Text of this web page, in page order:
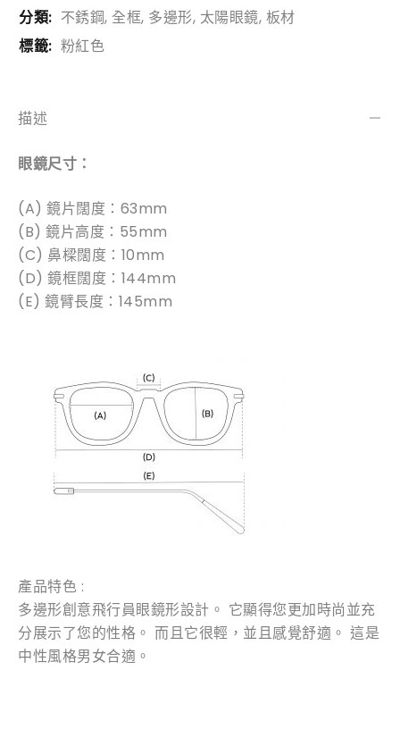
分類: 不銹鋼, 全框, 多邊形, 太陽眼鏡, 板材
標籤: 粉紅色
描述
眼鏡尺寸：
(A) 鏡片闊度：63mm
(B) 鏡片高度：55mm
(C) 鼻樑闊度：10mm
(D) 鏡框闊度：144mm
(E) 鏡臂長度：145mm
產品特色 :
多邊形創意飛行員眼鏡形設計。 它顯得您更加時尚並充
分展示了您的性格。 而且它很輕，並且感覺舒適。 這是
中性風格男女合適。